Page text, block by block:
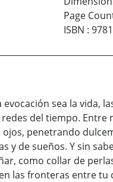
Page
ISBN :
sea la vida,
del tiempo.
penetrando
y de sueños. Y sin
como collar de
las fronteras entre